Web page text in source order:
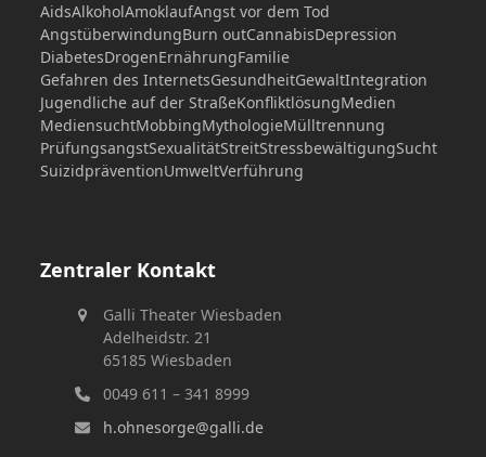
AidsAlkoholAmoklaufAngst vor dem Tod
AngstüberwindungBurn outCannabisDepression
DiabetesDrogenErnährungFamilie
Gefahren des InternetsGesundheitGewaltIntegration
Jugendliche auf der StraßeKonfliktlösungMedien
MediensuchtMobbingMythologieMülltrennung
PrüfungsangstSexualitätStreitStressbewältigungSucht
SuizidpräventionUmweltVerführung
Zentraler Kontakt
Galli Theater Wiesbaden
Adelheidstr. 21
65185 Wiesbaden
0049 611 – 341 8999
h.ohnesorge@galli.de